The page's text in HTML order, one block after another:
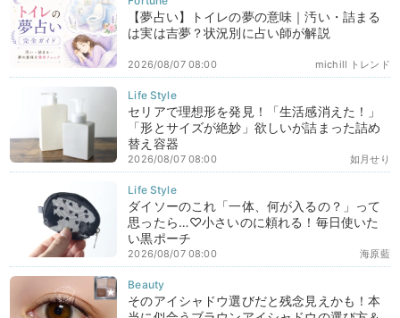
【夢占い】トイレの夢の意味｜汚い・詰まる
は実は吉夢？状況別に占い師が解説
michill トレンド
2026/08/07 08:00
セリアで理想形を発見！「生活感消えた！」
「形とサイズが絶妙」欲しいが詰まった詰め
替え容器
如月せり
2026/08/07 08:00
ダイソーのこれ「一体、何が入るの？」って
思ったら…♡小さいのに頼れる！毎日使いた
い黒ポーチ
海原藍
2026/08/07 08:00
そのアイシャドウ選びだと残念見えかも！本